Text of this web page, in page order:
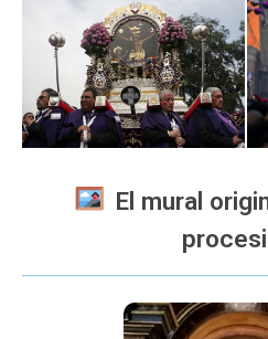
El mural